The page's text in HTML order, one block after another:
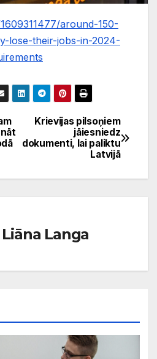
around-150-
lose-their-jobs-in-2024-
Krievijas pilsoņiem
jāiesniedz
dokumenti, lai paliktu
Latvijā
Liāna Langa